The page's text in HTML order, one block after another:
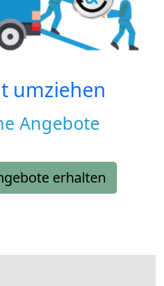
umziehen
Angebote
erhalten